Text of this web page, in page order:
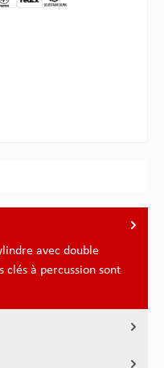
avec double
clés à percussion sont